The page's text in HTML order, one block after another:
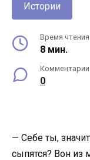
Истории
Время чтения
8 мин.
Комментарии
0
— Себе ты,
сыпятся? Вон из